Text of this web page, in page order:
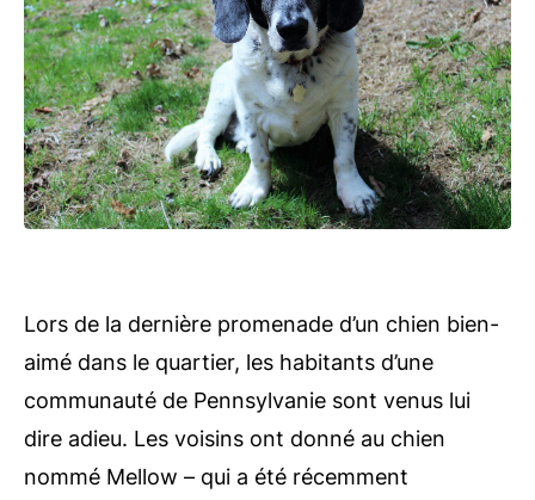
Lors de la dernière promenade d’un chien bien-
aimé dans le quartier, les habitants d’une
communauté de Pennsylvanie sont venus lui
dire adieu. Les voisins ont donné au chien
nommé Mellow – qui a été récemment